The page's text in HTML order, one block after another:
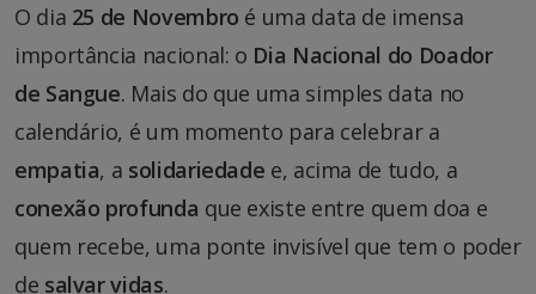
O dia 25 de Novembro é uma data de imensa
importância nacional: o Dia Nacional do Doador
de Sangue. Mais do que uma simples data no
calendário, é um momento para celebrar a
empatia, a solidariedade e, acima de tudo, a
conexão profunda que existe entre quem doa e
quem recebe, uma ponte invisível que tem o poder
de salvar vidas.